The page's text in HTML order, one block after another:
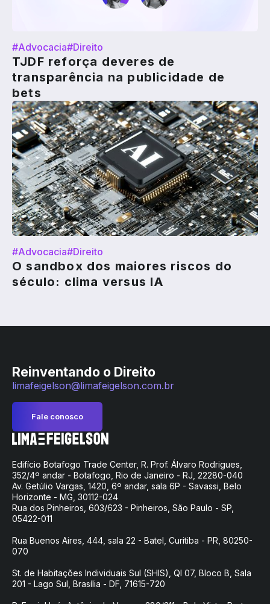
#Advocacia#Direito
TJDF reforça deveres de
transparência na publicidade de
bets
#Advocacia#Direito
O sandbox dos maiores riscos do
século: clima versus IA
Reinventando o Direito
limafeigelson@limafeigelson.com.br
Fale conosco
Edifício Botafogo Trade Center, R. Prof. Álvaro Rodrigues,
352/4º andar - Botafogo, Rio de Janeiro - RJ, 22280-040
Av. Getúlio Vargas, 1420, 6º andar, sala 6P - Savassi, Belo
Horizonte - MG, 30112-024
Rua dos Pinheiros, 603/623 - Pinheiros, São Paulo - SP,
05422-011
Rua Buenos Aires, 444, sala 22 - Batel, Curitiba - PR, 80250-
070
St. de Habitações Individuais Sul (SHIS), QI 07, Bloco B, Sala
201 - Lago Sul, Brasília - DF, 71615-720